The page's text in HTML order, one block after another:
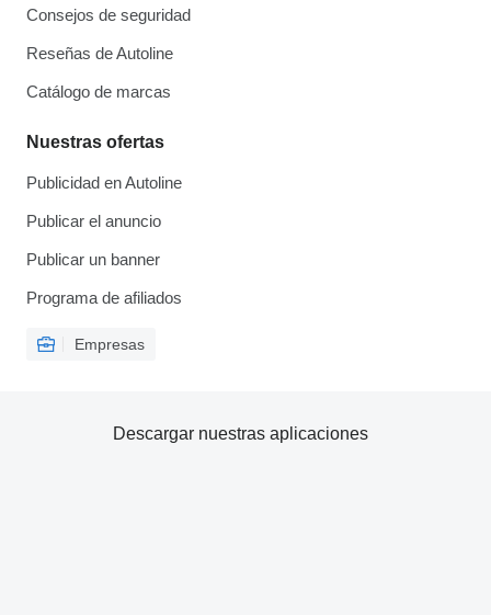
Consejos de seguridad
Reseñas de Autoline
Catálogo de marcas
Nuestras ofertas
Publicidad en Autoline
Publicar el anuncio
Publicar un banner
Programa de afiliados
Empresas
Descargar nuestras aplicaciones